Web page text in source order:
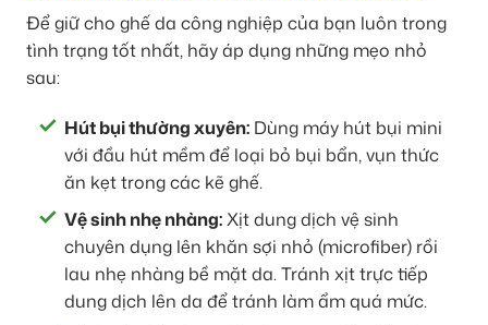
Để giữ cho ghế da công nghiệp của bạn luôn trong
tình trạng tốt nhất, hãy áp dụng những mẹo nhỏ
sau:
Hút bụi thường xuyên: Dùng máy hút bụi mini
với đầu hút mềm để loại bỏ bụi bẩn, vụn thức
ăn kẹt trong các kẽ ghế.
Vệ sinh nhẹ nhàng:Xịt dung dịch vệ sinh
chuyên dụng lên khăn sợi nhỏ (microfiber) rồi
lau nhẹ nhàng bề mặt da. Tránh xịt trực tiếp
dung dịch lên da để tránh làm ẩm quá mức.